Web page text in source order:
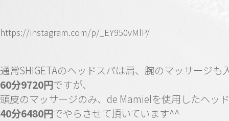
https://instagram.com/p/_EY950vMlP/
通常SHIGETAのヘッドスパは肩、腕のマッサージも
60分9720円ですが、
頭皮のマッサージのみ、de Mamielを使用したヘッ
40分6480円でやらさせて頂いています^^